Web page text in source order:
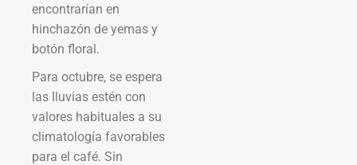
encontrarían en
hinchazón de yemas y
botón floral.
Para octubre, se espera
las lluvias estén con
valores habituales a su
climatología favorables
para el café. Sin